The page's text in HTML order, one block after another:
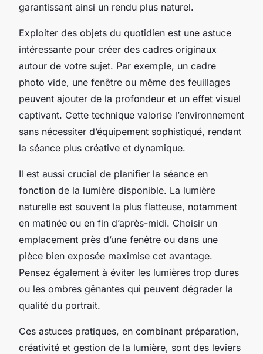
garantissant ainsi un rendu plus naturel.
Exploiter des objets du quotidien est une astuce
intéressante pour créer des cadres originaux
autour de votre sujet. Par exemple, un cadre
photo vide, une fenêtre ou même des feuillages
peuvent ajouter de la profondeur et un effet visuel
captivant. Cette technique valorise l’environnement
sans nécessiter d’équipement sophistiqué, rendant
la séance plus créative et dynamique.
Il est aussi crucial de planifier la séance en
fonction de la lumière disponible. La lumière
naturelle est souvent la plus flatteuse, notamment
en matinée ou en fin d’après-midi. Choisir un
emplacement près d’une fenêtre ou dans une
pièce bien exposée maximise cet avantage.
Pensez également à éviter les lumières trop dures
ou les ombres gênantes qui peuvent dégrader la
qualité du portrait.
Ces astuces pratiques, en combinant préparation,
créativité et gestion de la lumière, sont des leviers